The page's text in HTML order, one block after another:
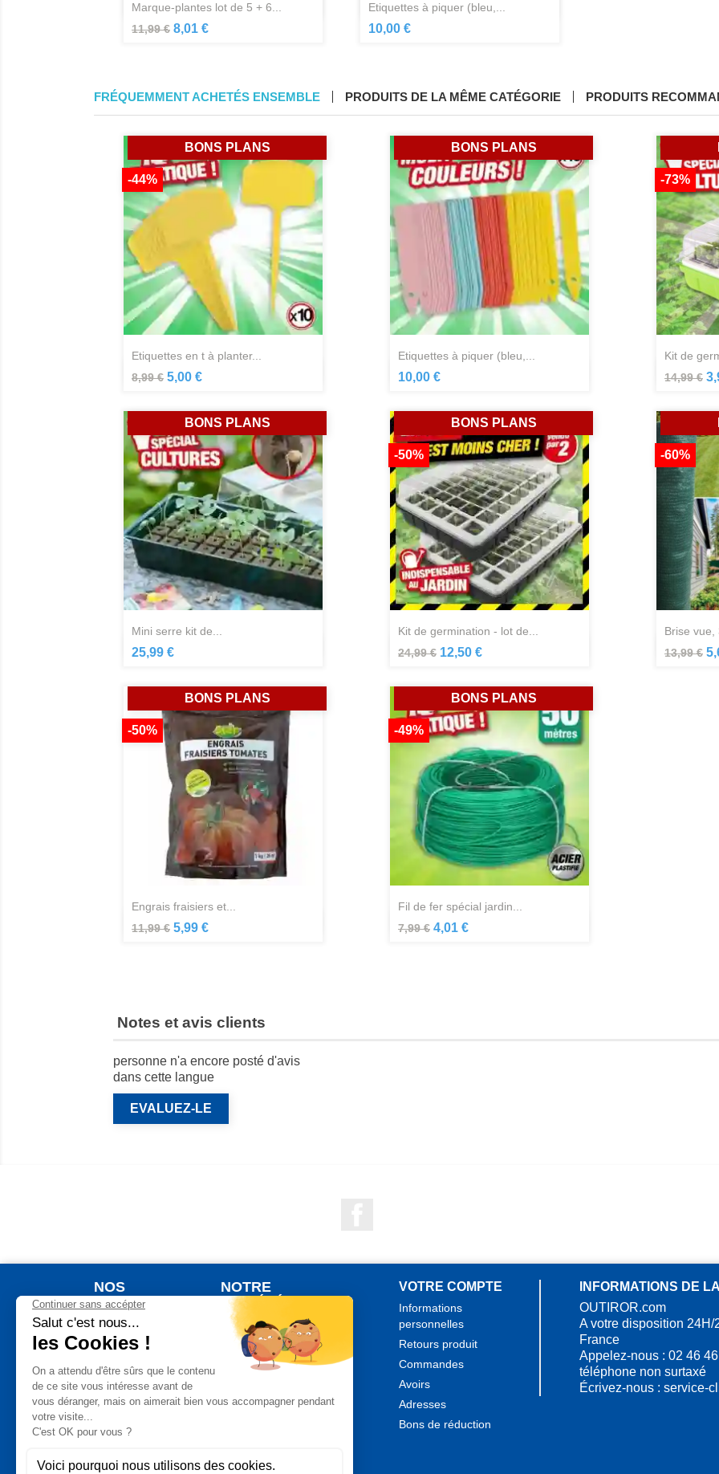
marque-plantes lot de 5 + 6...
11,99 € 8,01 €
etiquettes à piquer (bleu,...
10,00 €
FRÉQUEMMENT ACHETÉS ENSEMBLE PRODUITS DE LA MÊME CATÉGORIE PRODUITS
etiquettes en t à planter...
8,99 €
-44%
5,00 €
BONS PLANS
Aperçu rapide
etiquettes à piquer (bleu,...
10,00 €
BONS PLANS
kit de
14,99 €
-73%
mini serre kit de...
25,99 €
BONS PLANS
kit de germination - lot de...
24,99 €
-50%
12,50 €
BONS PLANS
 Aperçu rapide
brise
13,99 €
-60%
engrais fraisiers et...
11,99 €
-50%
5,99 €
BONS PLANS
Aperçu rapide
fil de fer spécial jardin...
7,99 €
-49%
4,01 €
BONS PLANS
Aperçu rapide
Notes et avis clients
personne n'a encore posté d'avis
dans cette langue
EVALUEZ-LE
NOS
PRODUITS
Nouveaux produits
Meilleures ventes
Jardinage
Plein Air
Auto Moto
Bricolage
Bien Etre
NOTRE
SOCIÉTÉ
Qui sommes nous ?
Votre commande
Votre livraison
Satisfaction
VOTRE COMPTE
Informations
personnelles
Retours produit
Commandes
Avoirs
Adresses
Bons de réduction
INFORMATIONS DE
OUTIROR.com
A votre disposition 24H/
France
Appelez-nous : 02 46
téléphone non surtaxé
Écrivez-nous : service-